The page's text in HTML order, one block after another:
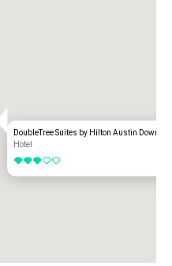
DoubleTree Suites by Hilton Austin
Hotel
3 de 5